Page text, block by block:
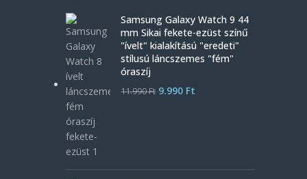
Samsung Galaxy Watch 9 44
mm Sikai fekete-ezüst színű
"ívelt" kialakítású "eredeti"
stílusú láncszemes "fém"
óraszíj
11.990Ft 9.990 Ft